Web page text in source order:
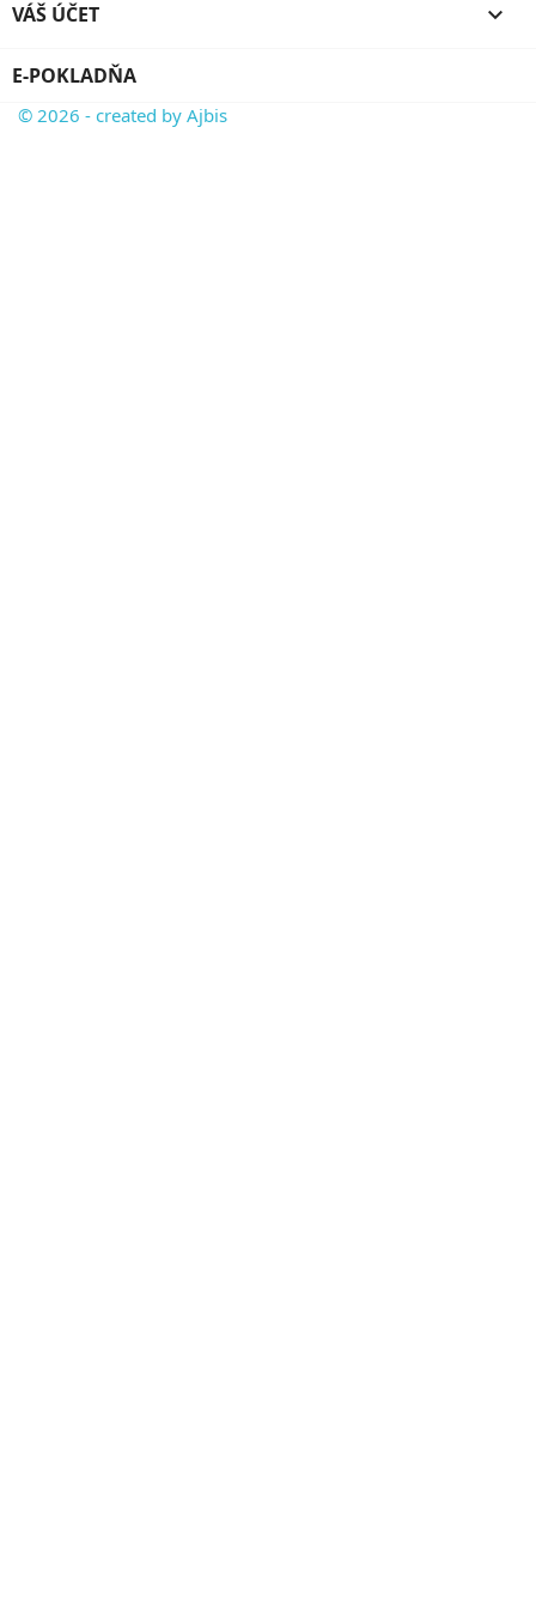
VÁŠ ÚČET 
E-POKLADŇA
© 2026 - created by Ajbis